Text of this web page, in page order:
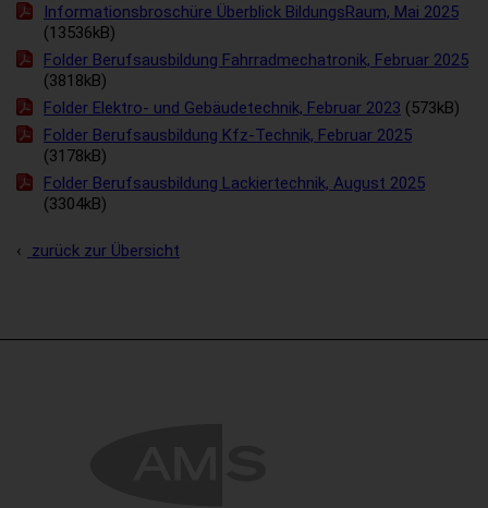
Informationsbroschüre Überblick BildungsRaum, Mai 2025
(13536kB)
Folder Berufsausbildung Fahrradmechatronik, Februar 2025
(3818kB)
Folder Elektro- und Gebäudetechnik, Februar 2023 (573kB)
Folder Berufsausbildung Kfz-Technik, Februar 2025
(3178kB)
Folder Berufsausbildung Lackiertechnik, August 2025
(3304kB)
zurück zur Übersicht